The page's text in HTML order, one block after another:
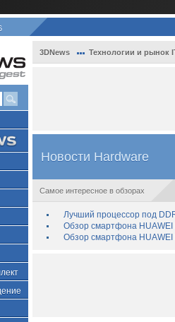
3DNews Технологии и рынок
Новости Hardware
Самое интересное в обзорах
Лучший процессор под
Обзор смартфона HUAWEI
Обзор смартфона HUAWEI